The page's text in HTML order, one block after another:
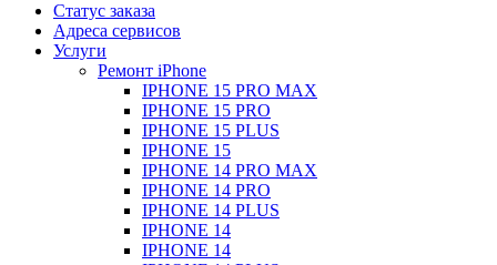
Статус заказа
Адреса сервисов
Услуги
Ремонт iPhone
IPHONE 15 PRO MAX
IPHONE 15 PRO
IPHONE 15 PLUS
IPHONE 15
IPHONE 14 PRO MAX
IPHONE 14 PRO
IPHONE 14 PLUS
IPHONE 14
IPHONE 14